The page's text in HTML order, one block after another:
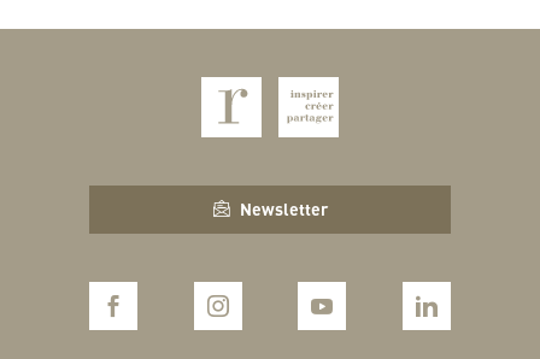
Newsletter